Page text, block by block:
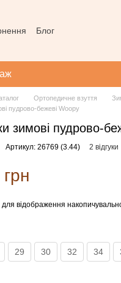
Блог
Ортопедичне взуття
пудрово-бежеві Woopy
зимові пудрово-
Артикул: 26769 (3.44) 2 відгуки
для відображення
29 30 32 34